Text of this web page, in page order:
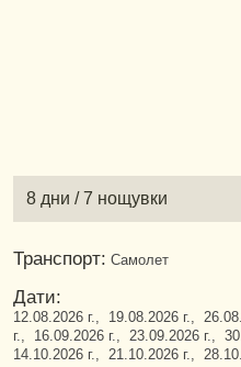
8 дни / 7 нощувки
Транспорт: Самолет
Дати:
12.08.2026 г., 19.08.2026 г.,
г., 16.09.2026 г., 23.09.2026 г.,
14.10.2026 г., 21.10.2026 г.,